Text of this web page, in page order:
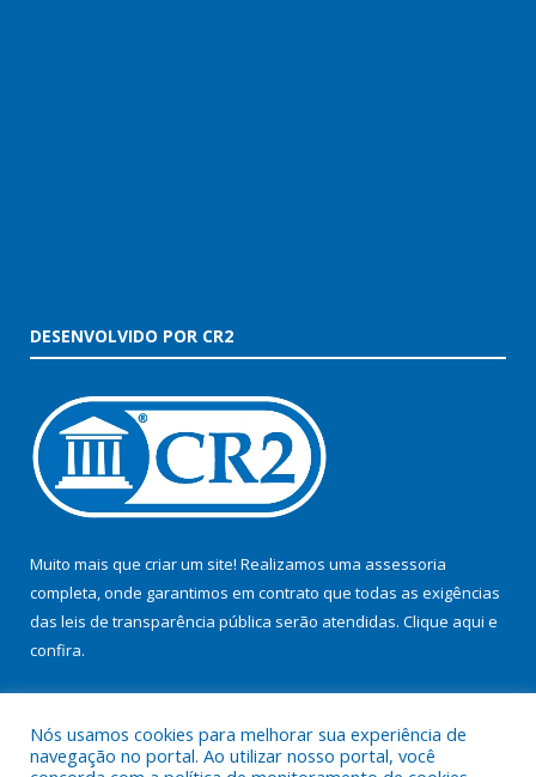
DESENVOLVIDO POR CR2
Muito mais que criar um site! Realizamos uma assessoria
completa, onde garantimos em contrato que todas as exigências
das leis de transparência pública serão atendidas. Clique aqui e
confira.
Nós usamos cookies para melhorar sua experiência de
navegação no portal. Ao utilizar nosso portal, você